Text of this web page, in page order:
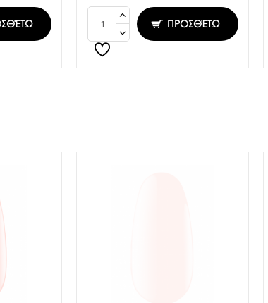
ΠΡΟΣΘΈΤΩ